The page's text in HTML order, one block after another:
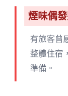
煙味偶
有旅客曾
整體住宿
準備。